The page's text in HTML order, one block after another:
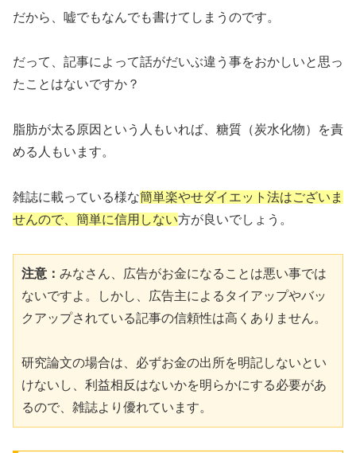
だから、嘘でもなんでも書けてしまうのです。
だって、記事によって話がだいぶ違う事をおかしいと思っ
たことはないですか？
脂肪が太る原因という人もいれば、糖質（炭水化物）を責
める人もいます。
雑誌に載っている様な簡単楽やせダイエット法はございま
せんので、簡単に信用しない方が良いでしょう。
注意： みなさん、広告がお金になることは悪い事では
ないですよ。しかし、広告主によるタイアップやバッ
クアップされている記事の信頼性は高くありません。
研究論文の場合は、必ずお金の出所を明記しないとい
けないし、利益相反はないかを明らかにする必要があ
るので、雑誌より優れています。